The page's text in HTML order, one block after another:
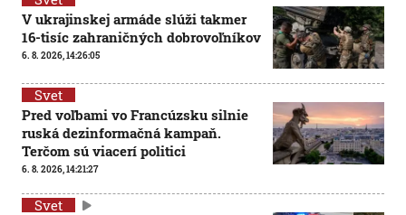
V ukrajinskej armáde slúži takmer
16-tisíc zahraničných dobrovoľníkov
6. 8. 2026, 14:26:05
Svet
Pred voľbami vo Francúzsku silnie
ruská dezinformačná kampaň.
Terčom sú viacerí politici
6. 8. 2026, 14:21:27
Svet